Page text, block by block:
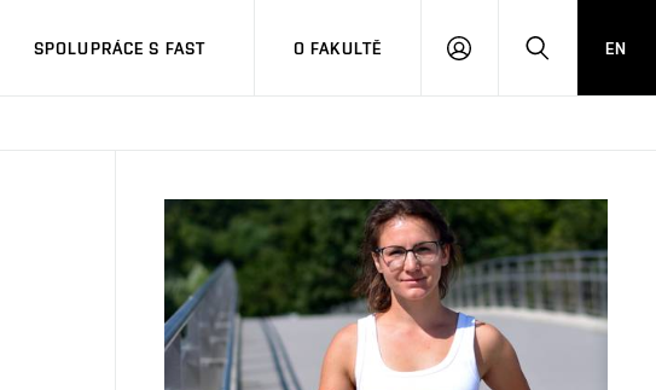
SPOLUPRÁCE S FAST O FAKULTĚ
PŘIHLÁSITHLEDAT
EN